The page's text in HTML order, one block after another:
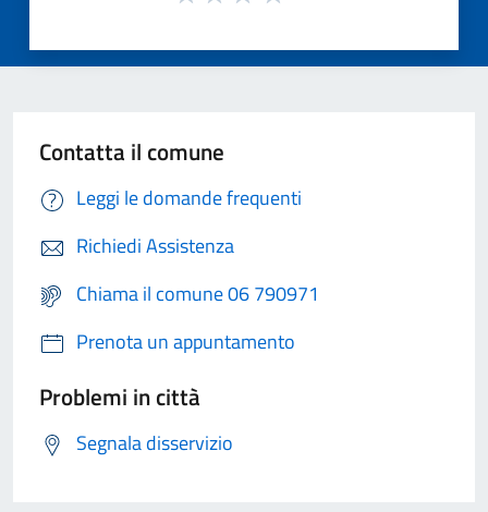
Contatta il comune
Leggi le domande frequenti
Richiedi Assistenza
Chiama il comune 06 790971
Prenota un appuntamento
Problemi in città
Segnala disservizio